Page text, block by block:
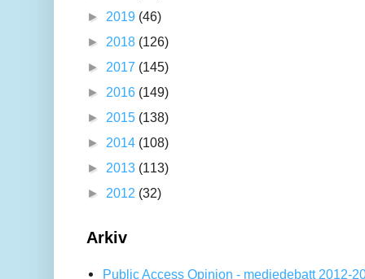
► 2019 (46)
► 2018 (126)
► 2017 (145)
► 2016 (149)
► 2015 (138)
► 2014 (108)
► 2013 (113)
► 2012 (32)
Arkiv
Public Access Opinion - mediedebatt 2012-